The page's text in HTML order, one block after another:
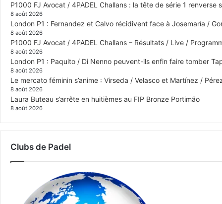
P1000 FJ Avocat / 4PADEL Challans : la tête de série 1
8 août 2026
London P1 : Fernandez et Calvo récidivent face à Josemaría /
8 août 2026
P1000 FJ Avocat / 4PADEL Challans – Résultats / Live /
8 août 2026
London P1 : Paquito / Di Nenno peuvent-ils enfin faire tomber
8 août 2026
Le mercato féminin s’anime : Virseda / Velasco et Martínez /
8 août 2026
Laura Buteau s’arrête en huitièmes au FIP Bronze Portimão
8 août 2026
Clubs de Padel